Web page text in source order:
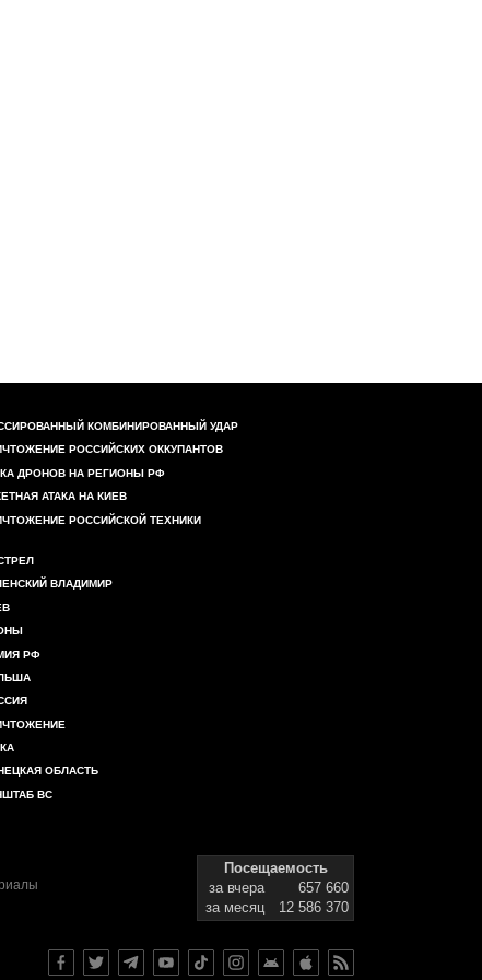
КОМБИНИРОВАННЫЙ УДАР
РОССИЙСКИХ ОККУПАНТОВ
ДРОНОВ НА РЕГИОНЫ РФ
АТАКА НА КИЕВ
РОССИЙСКОЙ ТЕХНИКИ
ВЛАДИМИР
РФ
ОБЛАСТЬ
ВС
Посещаемость
за вчера
657 660
за месяц
12 586 370